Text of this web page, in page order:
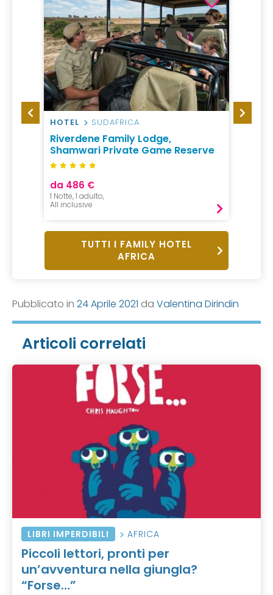
HOTEL SUDAFRICA
Riverdene Family Lodge,
Shamwari Private Game Reserve
da 486 €
1 Notte, 1 adulto,
All inclusive
TUTTI I FAMILY HOTEL
AFRICA
Pubblicato in 24 Aprile 2021 da Valentina Dirindin
Articoli correlati
LIBRI IMPERDIBILI AFRICA
Piccoli lettori, pronti per
un’avventura nella giungla?
“Forse…”